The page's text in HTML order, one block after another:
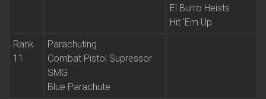
El Burro Heists
Hit 'Em Up
Rank
11
Parachuting
Combat Pistol Supressor
SMG
Blue Parachute